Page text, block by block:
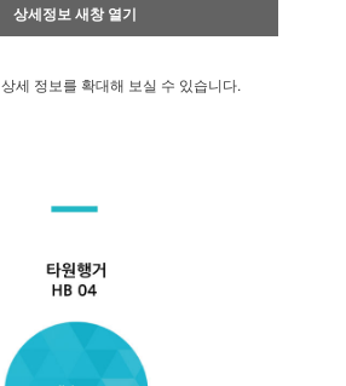
상세정보 새창 열기
상세 정보를 확대해 보실 수 있습니다.